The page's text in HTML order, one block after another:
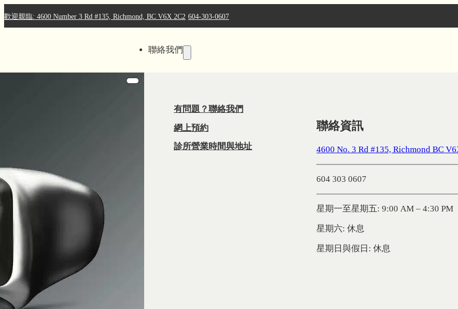
歡迎親臨: 4600 Number 3 Rd #135, Richmond, BC V6X 2C2 604-303-0607
聯絡我們
有問題？聯絡我們
網上預約
診所營業時間與地址
聯絡資訊
4600 No. 3 Rd #135, Richmond BC
604 303 0607
星期一至星期五: 9:00 AM – 4:30 PM
星期六: 休息
星期日與假日: 休息